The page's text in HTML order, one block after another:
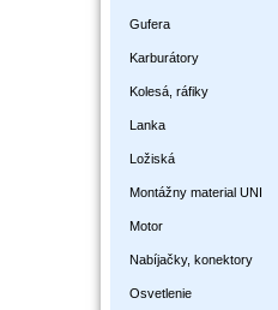
Gufera
Karburátory
Kolesá, ráfiky
Lanka
Ložiská
Montážny material UNI
Motor
Nabíjačky, konektory
Osvetlenie